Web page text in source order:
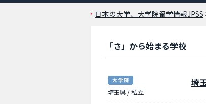
日本の大学、大学院留学情報JPSS
「さ」から始まる学校
埼玉県 / 私立
埼